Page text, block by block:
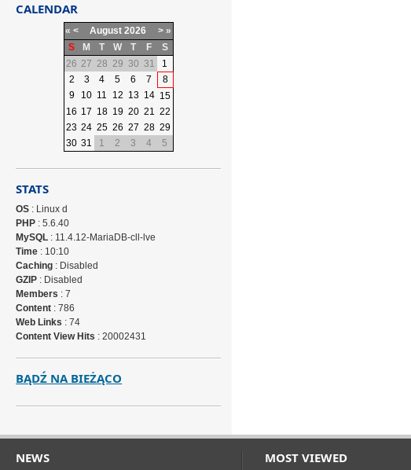
CALENDAR
« < August 2026 > »
S
M T W T F
S
26 27 28 29 30 31
1
2
3 4 5 6 7
8
9
10 11 12 13 14 15
16 17 18 19 20 21 22
23 24 25 26 27 28 29
30 31 1 2 3 4 5
STATS
OS : Linux d
PHP : 5.6.40
MySQL : 11.4.12-MariaDB-cll-lve
Time : 10:10
Caching : Disabled
GZIP : Disabled
Members : 7
Content : 786
Web Links : 74
Content View Hits : 20002431
BĄDŹ NA BIEŻĄCO
NEWS MOST VIEWED